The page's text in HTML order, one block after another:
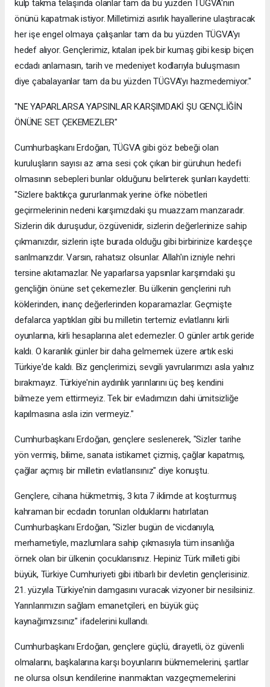
kulp takma telaşında olanlar tam da bu yüzden TÜGVA'nın
önünü kapatmak istiyor. Milletimizi asırlık hayallerine ulaştıracak
her işe engel olmaya çalışanlar tam da bu yüzden TÜGVA'yı
hedef alıyor. Gençlerimiz, kıtaları ipek bir kumaş gibi kesip biçen
ecdadı anlamasın, tarih ve medeniyet kodlarıyla buluşmasın
diye çabalayanlar tam da bu yüzden TÜGVA'yı hazmedemiyor."
"NE YAPARLARSA YAPSINLAR KARŞIMDAKİ ŞU GENÇLİĞİN
ÖNÜNE SET ÇEKEMEZLER"
Cumhurbaşkanı Erdoğan, TÜGVA gibi göz bebeği olan
kuruluşların sayısı az ama sesi çok çıkan bir güruhun hedefi
olmasının sebepleri bunlar olduğunu belirterek şunları kaydetti:
"Sizlere baktıkça gururlanmak yerine öfke nöbetleri
geçirmelerinin nedeni karşımızdaki şu muazzam manzaradır.
Sizlerin dik duruşudur, özgüvenidir, sizlerin değerlerinize sahip
çıkmanızdır, sizlerin işte burada olduğu gibi birbirinize kardeşçe
sarılmanızdır. Varsın, rahatsız olsunlar. Allah'ın izniyle nehri
tersine akıtamazlar. Ne yaparlarsa yapsınlar karşımdaki şu
gençliğin önüne set çekemezler. Bu ülkenin gençlerini ruh
köklerinden, inanç değerlerinden koparamazlar. Geçmişte
defalarca yaptıkları gibi bu milletin tertemiz evlatlarını kirli
oyunlarına, kirli hesaplarına alet edemezler. O günler artık geride
kaldı. O karanlık günler bir daha gelmemek üzere artık eski
Türkiye'de kaldı. Biz gençlerimizi, sevgili yavrularımızı asla yalnız
bırakmayız. Türkiye'nin aydınlık yarınlarını üç beş kendini
bilmeze yem ettirmeyiz. Tek bir evladımızın dahi ümitsizliğe
kapılmasına asla izin vermeyiz."
Cumhurbaşkanı Erdoğan, gençlere seslenerek, "Sizler tarihe
yön vermiş, bilime, sanata istikamet çizmiş, çağlar kapatmış,
çağlar açmış bir milletin evlatlarısınız" diye konuştu.
Gençlere, cihana hükmetmiş, 3 kıta 7 iklimde at koşturmuş
kahraman bir ecdadın torunları olduklarını hatırlatan
Cumhurbaşkanı Erdoğan, "Sizler bugün de vicdanıyla,
merhametiyle, mazlumlara sahip çıkmasıyla tüm insanlığa
örnek olan bir ülkenin çocuklarısınız. Hepiniz Türk milleti gibi
büyük, Türkiye Cumhuriyeti gibi itibarlı bir devletin gençlerisiniz.
21. yüzyıla Türkiye'nin damgasını vuracak vizyoner bir nesilsiniz.
Yarınlarımızın sağlam emanetçileri, en büyük güç
kaynağımızsınız" ifadelerini kullandı.
Cumhurbaşkanı Erdoğan, gençlere güçlü, dirayetli, öz güvenli
olmalarını, başkalarına karşı boyunlarını bükmemelerini, şartlar
ne olursa olsun kendilerine inanmaktan vazgeçmemelerini